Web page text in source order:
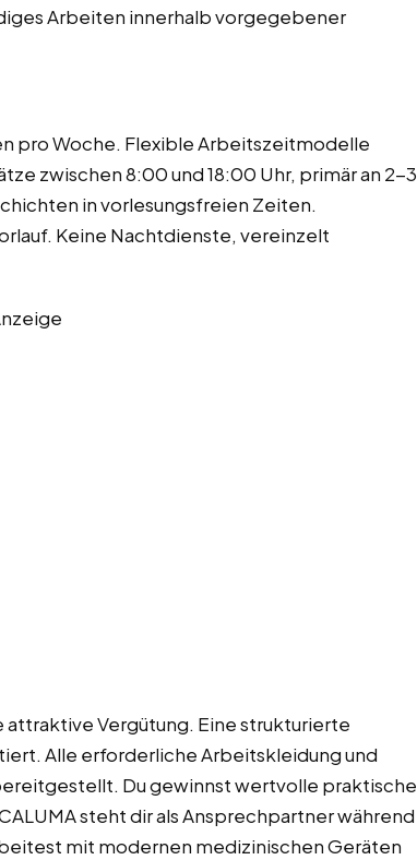
Arbeiten innerhalb vorgegebener
pro Woche. Flexible Arbeitszeitmodelle
zwischen 8:00 und 18:00 Uhr, primär an 2-3
in vorlesungsfreien Zeiten.
Keine Nachtdienste, vereinzelt
Vergütung. Eine strukturierte
Alle erforderliche Arbeitskleidung und
Du gewinnst wertvolle praktische
steht dir als Ansprechpartner während
mit modernen medizinischen Geräten